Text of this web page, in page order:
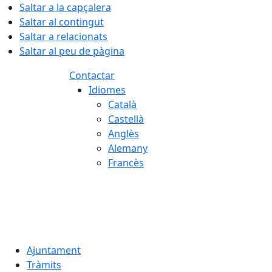
Saltar a la capçalera
Saltar al contingut
Saltar a relacionats
Saltar al peu de pàgina
Contactar
Idiomes
Català
Castellà
Anglès
Alemany
Francès
Ajuntament
Tràmits